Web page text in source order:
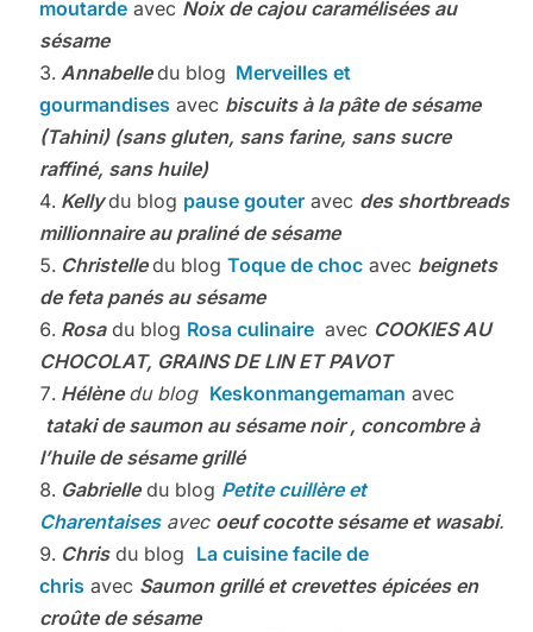
moutardeavec Noix de cajou caramélisées au
sésame
Annabelledu blog Merveilles et
gourmandises avec biscuits à la pâte de sésame
(Tahini) (sans gluten, sans farine, sans sucre
raffiné, sans huile)
Kellydu blog pause gouteravec des shortbreads
millionnaire au praliné de sésame
Christelledu blog Toque de chocavec beignets
de feta panés au sésame
Rosadu blog Rosa culinaire avec COOKIES AU
CHOCOLAT, GRAINS DE LIN ET PAVOT
Hélène du blog Keskonmangemaman avec
tataki de saumon au sésame noir , concombre à
l’huile de sésame grillé
Gabrielledu blog Petite cuillère et
Charentaisesavec oeuf cocotte sésame et wasabi.
Chrisdu blog La cuisine facile de
chris avec Saumon grillé et crevettes épicées en
croûte de sésame